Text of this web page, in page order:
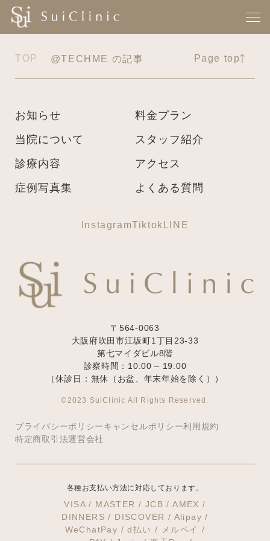
TOP @TECHME の記事 Page top
お知らせ
当院について
診療内容
症例写真集
料金プラン
スタッフ紹介
アクセス
よくある質問
InstagramTiktok LINE
〒564-0063
大阪府吹田市江坂町1丁目23‐33
第七マイダビル8階
診察時間：10:00 – 19:00
（休診日：無休（お盆、年末年始を除く））
©2023 SuiClinic All Rights Reserved.
プライバシーポリシーキャンセルポリシー利用規約
特定商取引法運営会社
各種お支払い方法に対応しております。
VISA / MASTER / JCB / AMEX /
DINNERS / DISCOVER / Alipay /
WeChatPay / d払い / メルペイ /